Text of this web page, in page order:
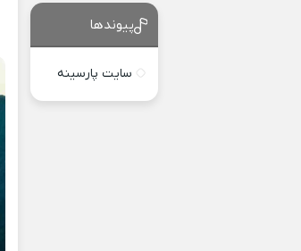
پیوندها
سایت پارسینه